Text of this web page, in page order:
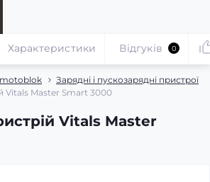
Зарядні і пускозарядні пристрої
Vitals Master Smart 3000
Vitals Master
Характеристики Відгуків 0